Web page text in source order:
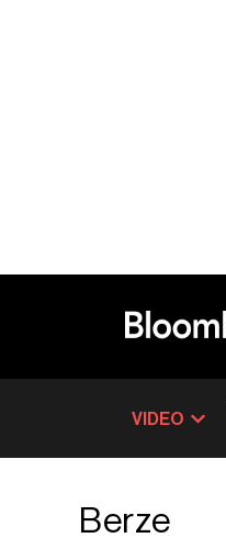
VIDEO
Berze